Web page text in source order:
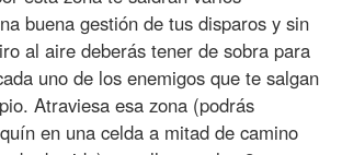
buena gestión de tus disparos y sin
al aire deberás tener de sobra para
uno de los enemigos que te salgan
Atraviesa esa zona (podrás
en una celda a mitad de camino